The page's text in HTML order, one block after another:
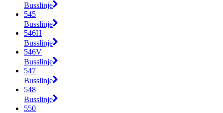
Busslinje
545
Busslinje
546H
Busslinje
546V
Busslinje
547
Busslinje
548
Busslinje
550